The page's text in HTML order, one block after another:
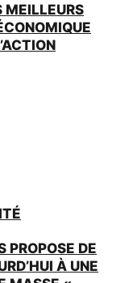
MEILLEURS
PROPOSE DE
À UNE